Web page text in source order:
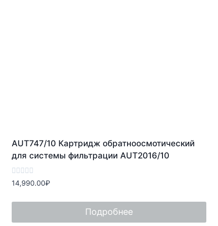
AUT747/10 Картридж обратноосмотический
для системы фильтрации AUT2016/10
Оценка
0
5
14,990.00₽
Подробнее